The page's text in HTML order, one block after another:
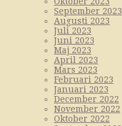
September 2023
Augusti 2023
Juli 2023
Juni 2023
Maj 2023
April 2023
Mars 2023
Februari 2023
Januari 2023
December 2022
November 2022
Oktober 2022